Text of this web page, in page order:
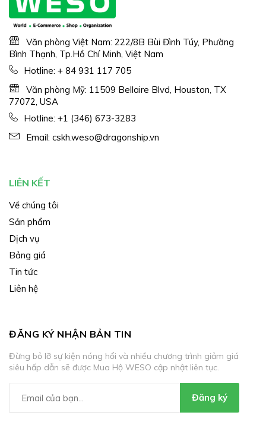
Văn phòng Việt Nam: 222/8B Bùi Đình Túy, Phường
Bình Thạnh, Tp.Hồ Chí Minh, Việt Nam
Hotline: + 84 931 117 705
Văn phòng Mỹ: 11509 Bellaire Blvd, Houston, TX
77072, USA
Hotline: +1 (346) 673-3283
Email: cskh.weso@dragonship.vn
LIÊN KẾT
Về chúng tôi
Sản phẩm
Dịch vụ
Bảng giá
Tin tức
Liên hệ
ĐĂNG KÝ NHẬN BẢN TIN
Đừng bỏ lỡ sự kiện nóng hổi và nhiều chương trình giảm giá
siêu hấp dẫn sẽ được Mua Hộ WESO cập nhật liên tục.
Đăng ký